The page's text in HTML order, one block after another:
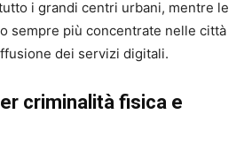
i grandi centri urbani, mentre le
sempre più concentrate nelle città
dei servizi digitali.
criminalità fisica e